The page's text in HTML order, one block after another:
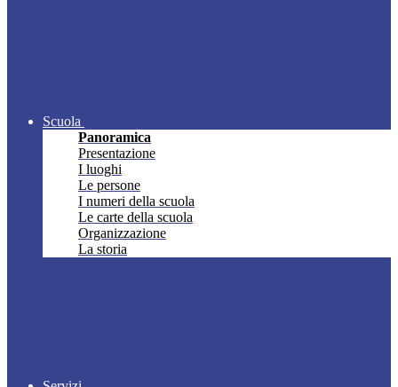
Scuola
Panoramica
Presentazione
I luoghi
Le persone
I numeri della scuola
Le carte della scuola
Organizzazione
La storia